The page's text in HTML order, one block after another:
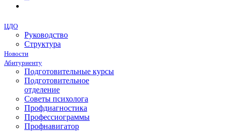
ЦДО
Руководство
Структура
Новости
Абитуриенту
Подготовительные курсы
Подготовительное
отделение
Советы психолога
Профдиагностика
Профессиограммы
Профнавигатор